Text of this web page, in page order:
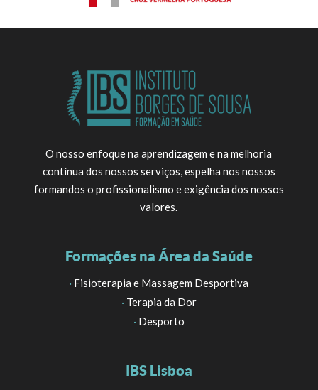
O nosso enfoque na aprendizagem e na melhoria
contínua dos nossos serviços, espelha nos nossos
formandos o profissionalismo e exigência dos nossos
valores.
Formações na Área da Saúde
· Fisioterapia e Massagem Desportiva
· Terapia da Dor
· Desporto
IBS Lisboa